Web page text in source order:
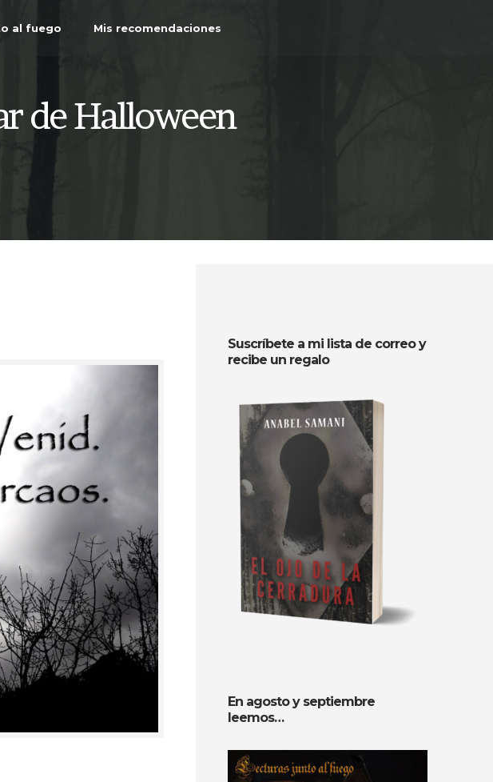
al fuego Mis recomendaciones
de Halloween
Suscríbete a mi lista de correo y
recibe un regalo
En agosto y septiembre
leemos…